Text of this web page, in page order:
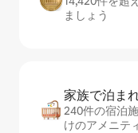
ましょう
家族で泊ま
240件の宿泊
けのアメニテ